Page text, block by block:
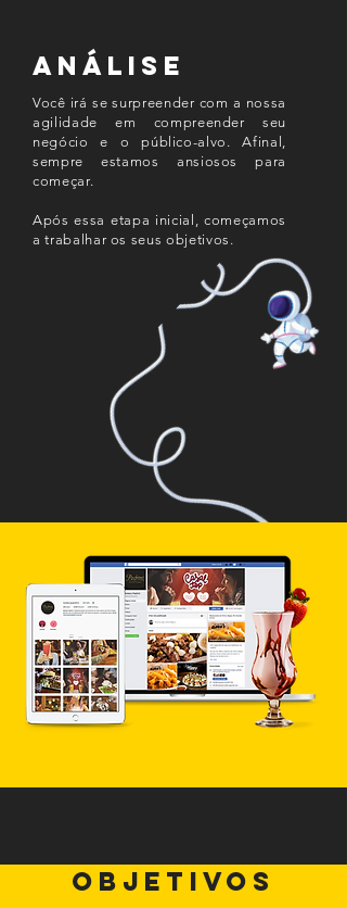
ANÁLISe
Você irá se surpreender com a nossa
agilidade em compreender seu
negócio e o público-alvo. Afinal,
sempre estamos ansiosos para
começar.
Após essa etapa inicial, começamos
a trabalhar os seus objetivos.
objetivos